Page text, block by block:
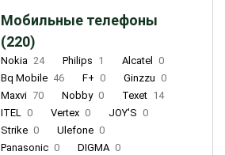
Мобильные телефоны
(220)
Nokia 24 Philips 1 Alcatel
0
Bq Mobile 46 F+ 0 Ginzzu 0
Maxvi 70 Nobby 0 Texet 14
ITEL 0 Vertex 0 JOY'S 0
Strike 0 Ulefone 0
Panasonic 0 DIGMA 0